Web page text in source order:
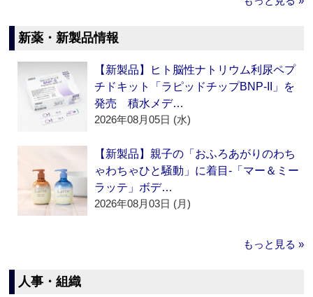
新薬・新製品情報
【新製品】ヒト脳性ナトリウム利尿ペプ
チドキット「ラピッドチップBNP-II」を
発売 積水メデ…
2026年08月05日 (水)
【新製品】親子の「おふろあがりのわち
ゃわちゃひと騒動」に着目‐「マー＆ミー
ラッテ」ボデ…
2026年08月03日 (月)
もっと見る »
人事・組織